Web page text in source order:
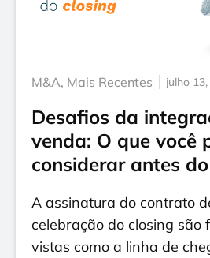
M&A, Mais Recentes julho
Desafios da
venda: O que você
considerar antes
A assinatura do contrato
celebração do closing são
vistas como a linha de